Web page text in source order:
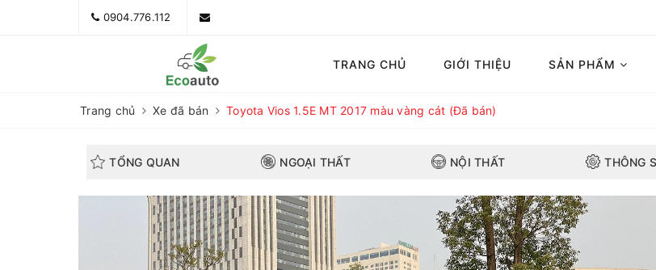
0904.776.112
TRANG CHỦ GIỚI THIỆU SẢN PHẨM
Trang chủ Xe đã bán Toyota Vios 1.5E MT 2017 màu vàng cát (Đã bán)
TỔNG QUAN NGOẠI THẤT NỘI THẤT THÔNG